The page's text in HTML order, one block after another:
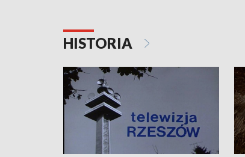
HISTORIA